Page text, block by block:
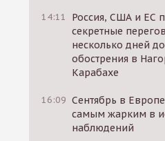
14:11
Россия, США и ЕС
секретные
несколько дней до
обострения в
Карабахе
16:09 Сентябрь в Европе
самым жарким в
наблюдений